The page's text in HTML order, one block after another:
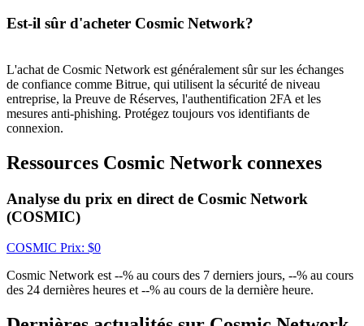
Se connecterS'inscrire
récompenses
Est-il sûr d'acheter Cosmic Network?
L'achat de Cosmic Network est généralement sûr sur les échanges
de confiance comme Bitrue, qui utilisent la sécurité de niveau
entreprise, la Preuve de Réserves, l'authentification 2FA et les
mesures anti-phishing. Protégez toujours vos identifiants de
connexion.
Ressources Cosmic Network connexes
Analyse du prix en direct de Cosmic Network
(COSMIC)
COSMIC Prix: $0
Cosmic Network est --% au cours des 7 derniers jours, --% au cours
des 24 dernières heures et --% au cours de la dernière heure.